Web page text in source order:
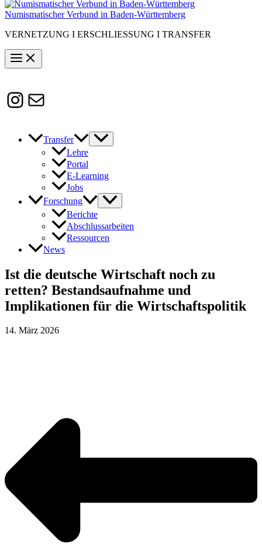
Numismatischer Verbund in Baden-Württemberg
VERNETZUNG I ERSCHLIESSUNG I TRANSFER
Instagram
Susanne.Boerner@zaw.uni-
heidelberg.de
Transfer
Lehre
Portal
E-Learning
Jobs
Forschung
Berichte
Abschlussarbeiten
Ressourcen
News
Ist die deutsche Wirtschaft noch zu
retten? Bestandsaufnahme und
Implikationen für die Wirtschaftspolitik
14. März 2026